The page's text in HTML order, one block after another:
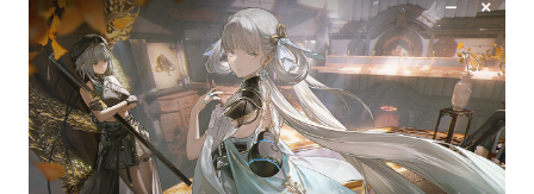
州夜归踏白，现暂代玄方城后玄骑使。清风骀荡，
侠思飞扬，此身、此剑皆为守护。
战斗风格：【主力输出】、【重击伤害】、【虚
湮】、【牵引】